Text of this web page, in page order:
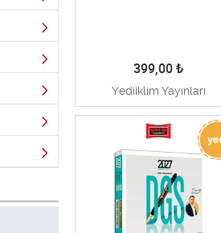
399,00 ₺
Yediiklim Yayınları